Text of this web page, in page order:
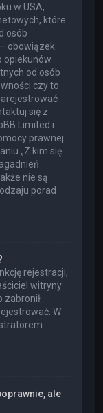
w USA,
które
osób
obowiązek
opiekunów
od osób
czy to
się z
Limited i
prawnej
„Z kim się
nie są
porad
rejestracji,
witryny
zabronił
W
ale